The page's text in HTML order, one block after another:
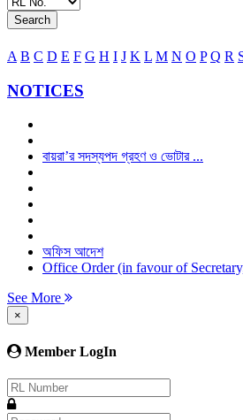
Search
A B C D E F G H I J K L M N O P Q R
NOTICES
বায়রা’র সদস্যপদ গ্রহণ ও ভোটার ...
অফিস আদেশ
Office Order (in favour of
See More
×
Member LogIn